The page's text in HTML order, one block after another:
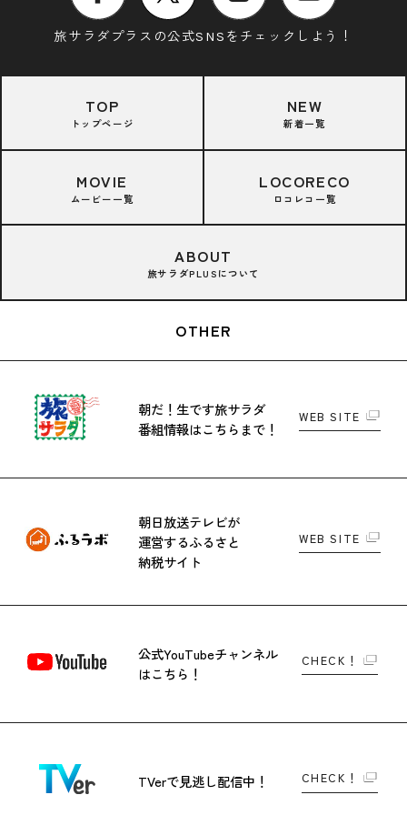
旅サラダプラスの公式SNSをチェックしよう！
TOP
トップページ
NEW
新着一覧
MOVIE
ムービー一覧
LOCORECO
ロコレコ一覧
ABOUT
旅サラダPLUSについて
OTHER
朝だ！生です旅サラダ
番組情報はこちらまで！
WEB SITE
朝日放送テレビが
運営するふるさと
納税サイト
WEB SITE
公式YouTubeチャンネル
はこちら！
CHECK！
TVerで見逃し配信中！ CHECK！